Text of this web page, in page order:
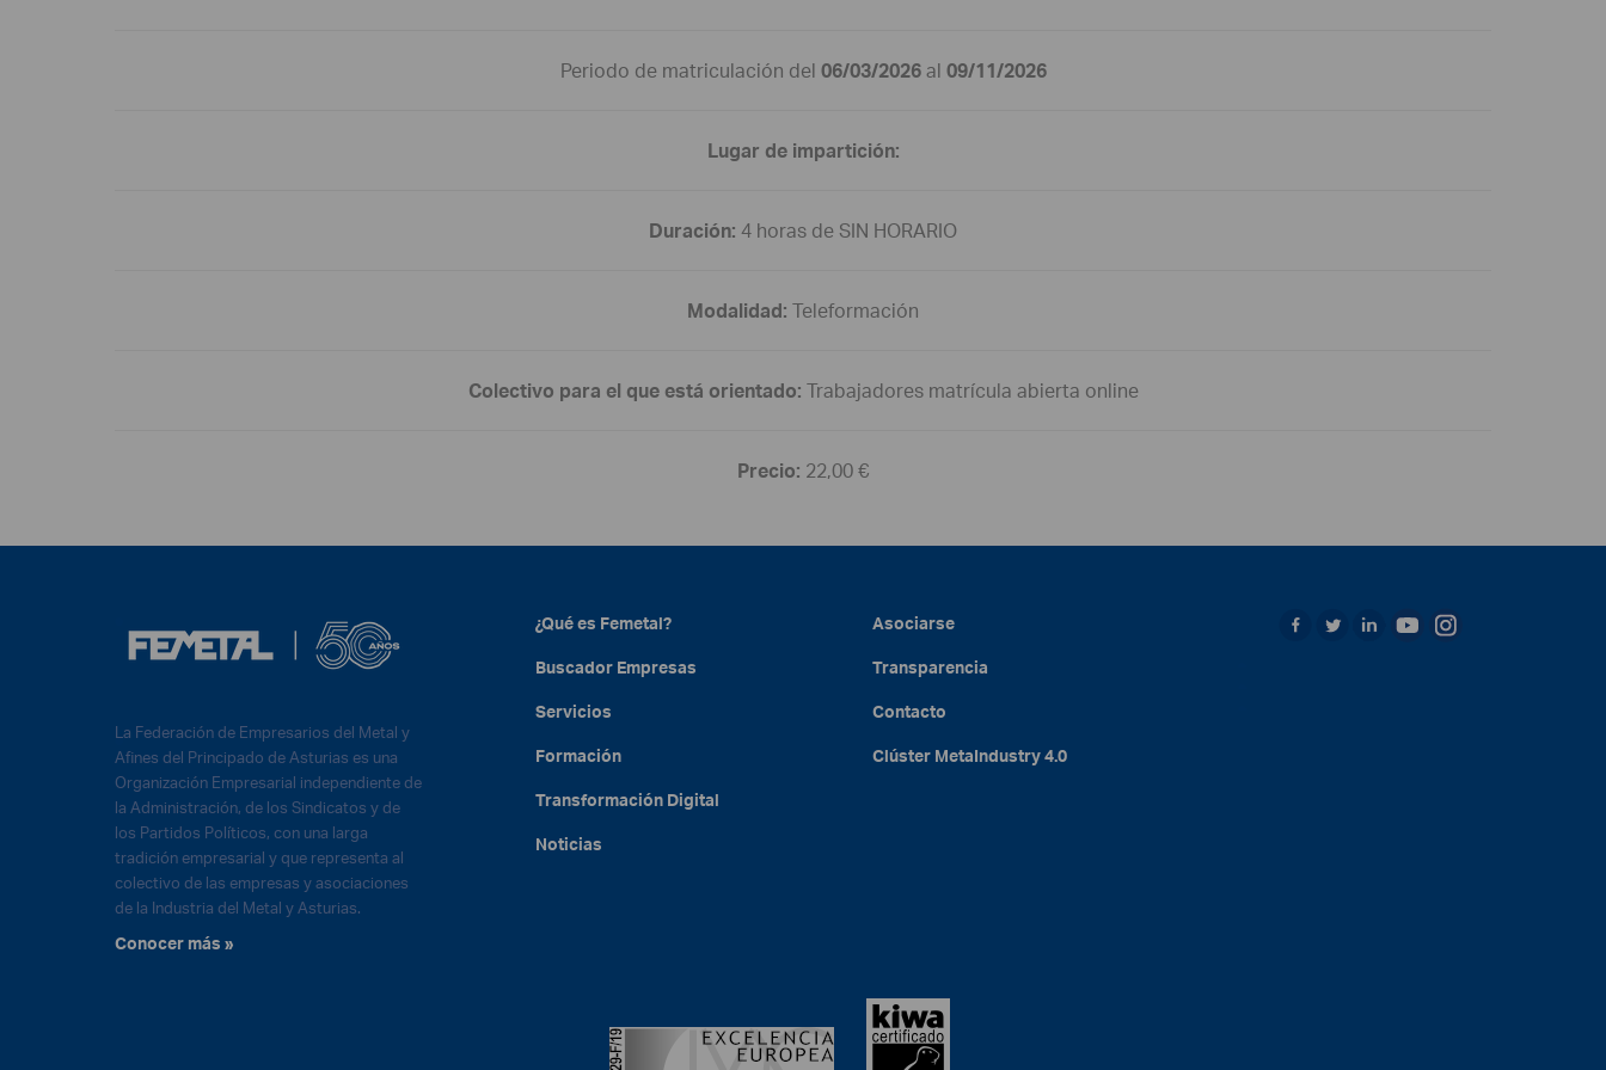
Periodo de matriculación del 06/03/2026al 09/11/2026
Lugar de impartición:
Duración: 4 horas de SIN HORARIO
Modalidad: Teleformación
Colectivo para el que está orientado: Trabajadores matrícula abierta online
Precio: 22,00 €
La Federación de Empresarios del Metal y
Afines del Principado de Asturias es una
Organización Empresarial independiente de
la Administración, de los Sindicatos y de
los Partidos Políticos, con una larga
tradición empresarial y que representa al
colectivo de las empresas y asociaciones
de la Industria del Metal y Asturias.
Conocer más »
¿Qué es Femetal?
Buscador Empresas
Servicios
Formación
Transformación Digital
Noticias
Asociarse
Transparencia
Contacto
Clúster MetaIndustry4.0